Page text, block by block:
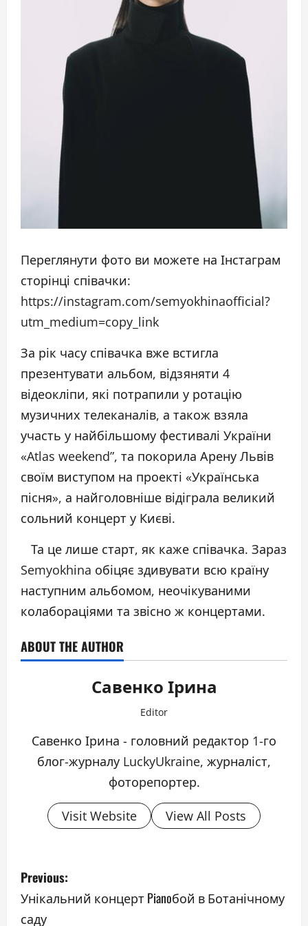
Переглянути фото ви можете на Інстаграм
сторінці співачки:
https://instagram.com/semyokhinaofficial?
utm_medium=copy_link
За рік часу співачка вже встигла
презентувати альбом, відзяняти 4
відеокліпи, які потрапили у ротацію
музичних телеканалів, а також взяла
участь у найбільшому фестивалі України
«Atlas weekend”, та покорила Арену Львів
своїм виступом на проекті «Українська
пісня», а найголовніше відіграла великий
сольний концерт у Києві.
Та це лише старт, як каже співачка. Зараз
Semyokhina обіцяє здивувати всю країну
наступним альбомом, неочікуваними
колабораціями та звісно ж концертами.
ABOUT THE AUTHOR
Савенко Ірина
Editor
Савенко Ірина - головний редактор 1-го
блог-журналу LuckyUkraine, журналіст,
фоторепортер.
Visit Website View All Posts
P
o
Previous:
Унікальний концерт Pianoбой в Ботанічному
саду